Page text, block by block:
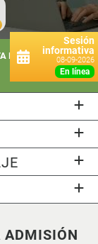
Sesión
informativa
08-09-2026
en línea
EL 10 DE
ADMISIÓN